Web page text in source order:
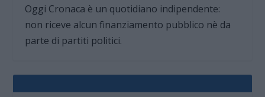
Oggi Cronaca è un quotidiano indipendente:
non riceve alcun finanziamento pubblico nè da
parte di partiti politici.